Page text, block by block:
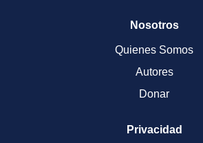
Nosotros
Quienes Somos
Autores
Donar
Privacidad